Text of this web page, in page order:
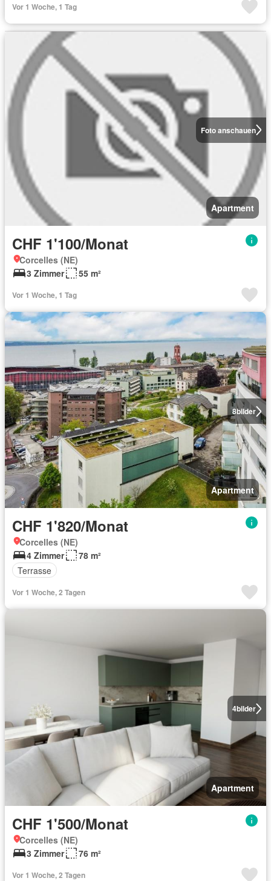
Vor 1 Woche, 1 Tag
Foto anschauen
Apartment
CHF 1'100/Monat
Corcelles (NE)
3 Zimmer
55 m²
Vor 1 Woche, 1 Tag
8bilder
Apartment
CHF 1'820/Monat
Corcelles (NE)
4 Zimmer
78 m²
Terrasse
Vor 1 Woche, 2 Tagen
4bilder
Apartment
CHF 1'500/Monat
Corcelles (NE)
3 Zimmer
76 m²
Vor 1 Woche, 2 Tagen